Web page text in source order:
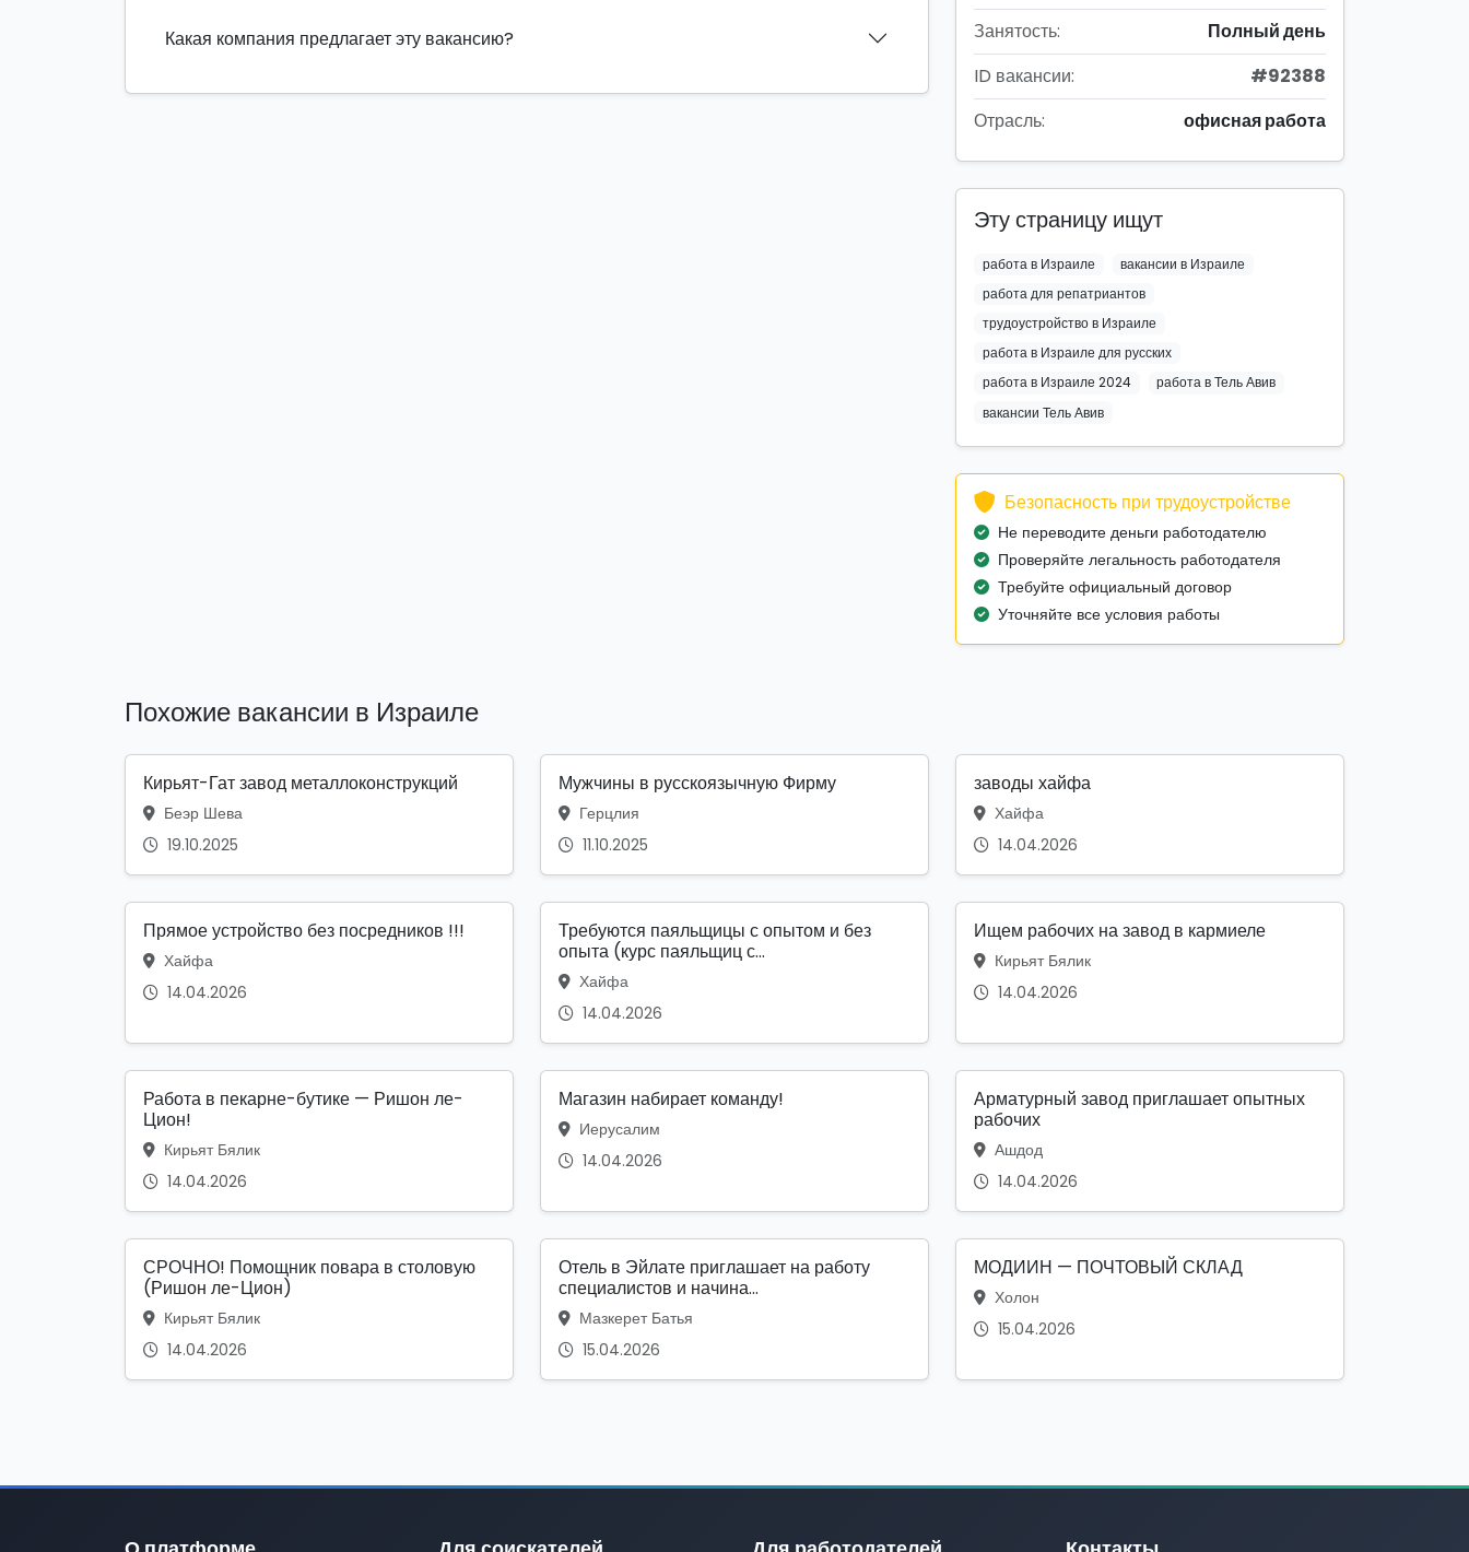
Какая компания предлагает эту вакансию?
Занятость:
Полный день
ID вакансии:
#92388
Отрасль:
офисная работа
Эту страницу ищут
работа в Израиле
вакансии в Израиле
работа для репатриантов
трудоустройство в Израиле
работа в Израиле для русских
работа в Израиле 2024
работа в Тель Авив
вакансии Тель Авив
Безопасность при трудоустройстве
Не переводите деньги работодателю
Проверяйте легальность работодателя
Требуйте официальный договор
Уточняйте все условия работы
Похожие вакансии в Израиле
Кирьят-Гат завод металлоконструкций
Беэр Шева
19.10.2025
Мужчины в русскоязычную Фирму
Герцлия
11.10.2025
заводы хайфа
Хайфа
14.04.2026
Прямое устройство без посредников !!!
Хайфа
14.04.2026
Требуются паяльщицы с опытом и без
опыта (курс паяльщиц с...
Хайфа
14.04.2026
Ищем рабочих на завод в кармиеле
Кирьят Бялик
14.04.2026
Работа в пекарне-бутике — Ришон ле-
Цион!
Кирьят Бялик
14.04.2026
Магазин набирает команду!
Иерусалим
14.04.2026
Арматурный завод приглашает опытных
рабочих
Ашдод
14.04.2026
СРОЧНО! Помощник повара в столовую
(Ришон ле-Цион)
Кирьят Бялик
14.04.2026
Отель в Эйлате приглашает на работу
специалистов и начина...
Мазкерет Батья
15.04.2026
МОДИИН — ПОЧТОВЫЙ СКЛАД
Холон
15.04.2026